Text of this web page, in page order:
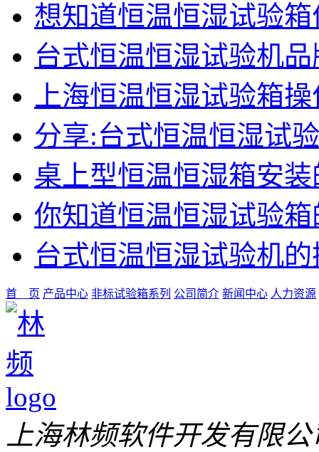
想知道恒温恒湿试验
台式恒温恒湿试验机
上海恒温恒湿试验箱
分享:台式恒温恒湿试
桌上型恒温恒湿箱安
你知道恒温恒湿试验
台式恒温恒湿试验机
首 页 产品中心 非标试验箱系列 公司简介 新闻中心 人力资源
上海林频软件开发有限公